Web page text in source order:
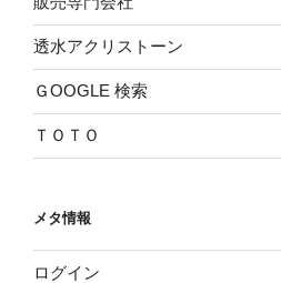
透水アクリストーン
ＧOOGLE 検索
ＴＯＴＯ
メタ情報
ログイン